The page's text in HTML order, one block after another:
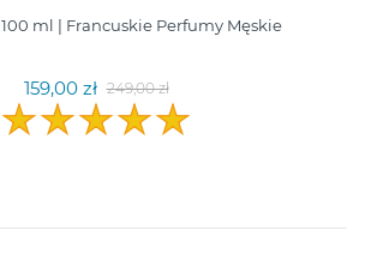
ml | Francuskie Perfumy Męskie
159,00 zł 249,00 zł